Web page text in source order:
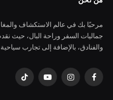
مرحبًا بك في عالم الاستكشاف
جماليات السفر وراحة البال، حيث
والفنادق، بالإضافة إلى تجارب
فيسبوكالانستغراميوتيوب تيكتوك